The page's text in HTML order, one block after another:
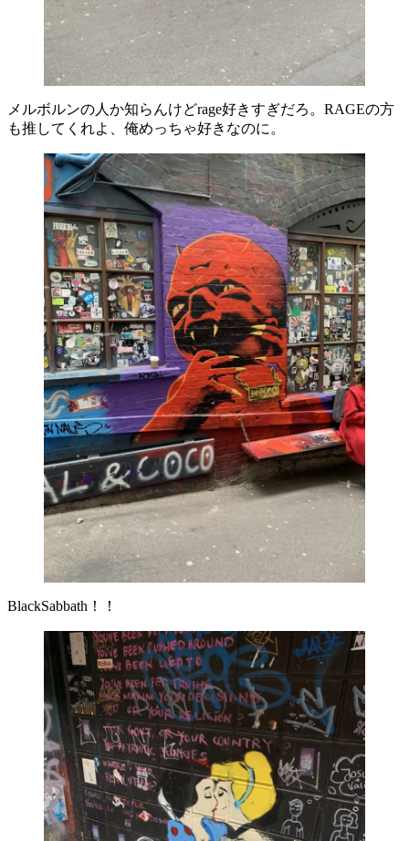
メルボルンの人か知らんけどrage好きすぎだろ。RAGEの方
も推してくれよ、俺めっちゃ好きなのに。
BlackSabbath！！